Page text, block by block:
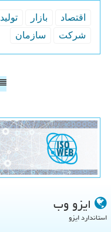
اقتصاد بازار تولید
شركت
سازمان
ایزو وب
استاندارد ایزو